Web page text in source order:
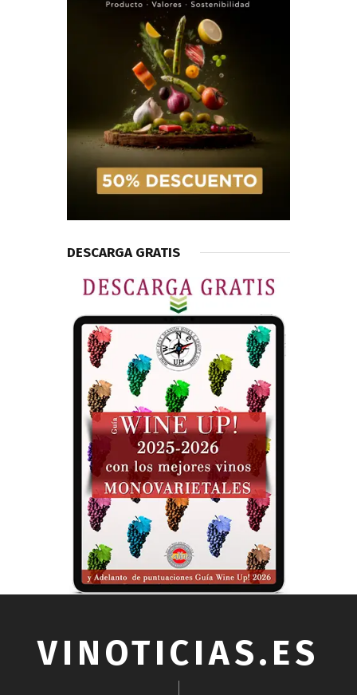
DESCARGA GRATIS
VINOTICIAS.ES